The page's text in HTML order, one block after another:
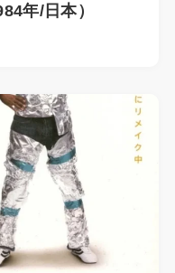
年/日本）